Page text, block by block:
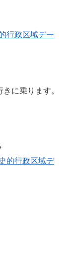
行政区域デー
に乗ります。
的行政区域デ